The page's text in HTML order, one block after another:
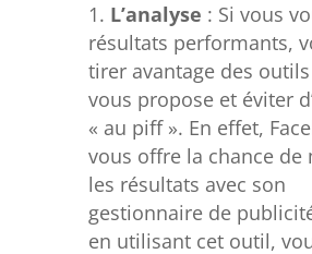
L’analyse : Si vous
résultats performants,
tirer avantage des outils
vous propose et éviter
« au piff ». En effet,
vous offre la chance de
les résultats avec son
gestionnaire de
en utilisant cet outil,